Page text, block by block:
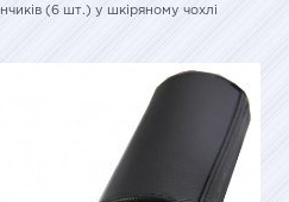
(6 шт.) у шкіряному чохлі